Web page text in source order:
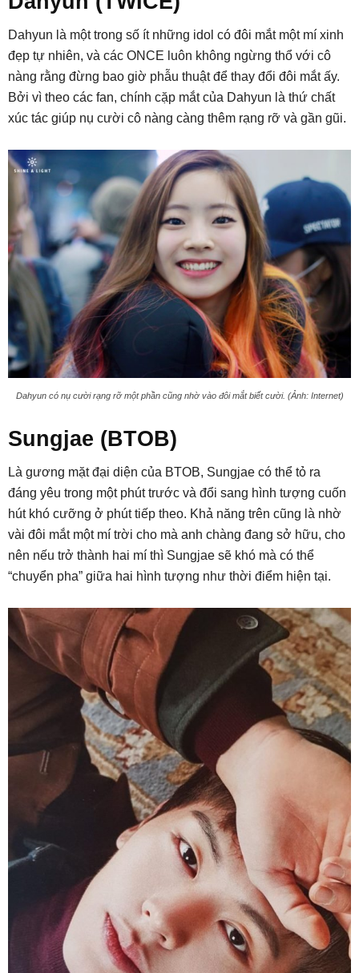
Dahyun là một trong số ít những idol có đôi mắt một mí xinh
đẹp tự nhiên, và các ONCE luôn không ngừng thổ với cô
nàng rằng đừng bao giờ phẫu thuật để thay đổi đôi mắt ấy.
Bởi vì theo các fan, chính cặp mắt của Dahyun là thứ chất
xúc tác giúp nụ cười cô nàng càng thêm rạng rỡ và gần gũi.
Dahyun có nụ cười rạng rỡ một phần cũng nhờ vào đôi mắt biết cười. (Ảnh: Internet)
Sungjae (BTOB)
Là gương mặt đại diện của BTOB, Sungjae có thể tỏ ra
đáng yêu trong một phút trước và đổi sang hình tượng cuốn
hút khó cưỡng ở phút tiếp theo. Khả năng trên cũng là nhờ
vài đôi mắt một mí trời cho mà anh chàng đang sở hữu, cho
nên nếu trở thành hai mí thì Sungjae sẽ khó mà có thể
“chuyển pha” giữa hai hình tượng như thời điểm hiện tại.